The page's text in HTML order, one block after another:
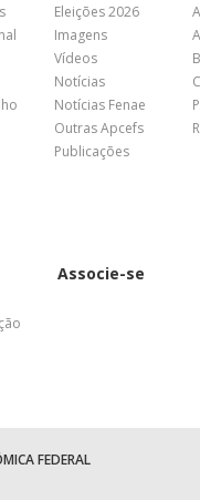
Eleições 2026
Imagens
Vídeos
Notícias
Notícias Fenae
Outras Apcefs
Publicações
Associe-se
FEDERAL